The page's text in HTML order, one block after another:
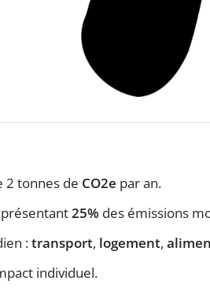
2 tonnes de CO2e par an.
25% des émissions
:transport, logement,
individuel.